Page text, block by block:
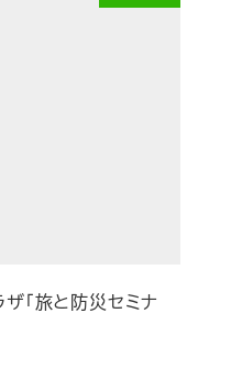
「旅と防災セミナ